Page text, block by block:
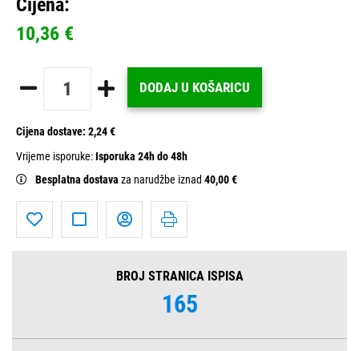
10,36 €
DODAJ U KOŠARICU
Cijena dostave: 2,24 €
Vrijeme isporuke:Isporuka 24h do 48h
Besplatna dostava za narudžbe iznad 40,00 €
BROJ STRANICA ISPISA
165